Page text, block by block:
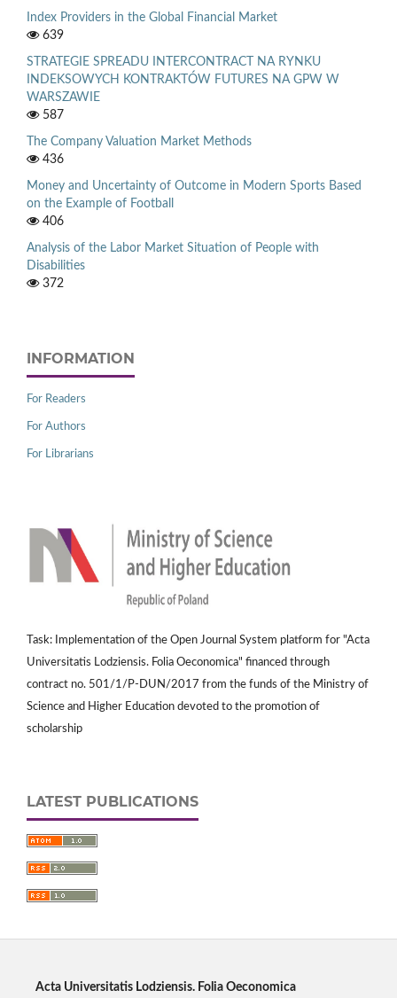
Index Providers in the Global Financial Market
639
STRATEGIE SPREADU INTERCONTRACT NA RYNKU
INDEKSOWYCH KONTRAKTÓW FUTURES NA GPW W
WARSZAWIE
587
The Company Valuation Market Methods
436
Money and Uncertainty of Outcome in Modern Sports Based
on the Example of Football
406
Analysis of the Labor Market Situation of People with
Disabilities
372
INFORMATION
For Readers
For Authors
For Librarians
Task: Implementation of the Open Journal System platform for "Acta
Universitatis Lodziensis. Folia Oeconomica" financed through
contract no. 501/1/P-DUN/2017 from the funds of the Ministry of
Science and Higher Education devoted to the promotion of
scholarship
LATEST PUBLICATIONS
Acta Universitatis Lodziensis. Folia Oeconomica